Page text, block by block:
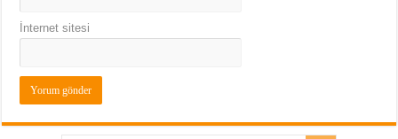
İnternet sitesi